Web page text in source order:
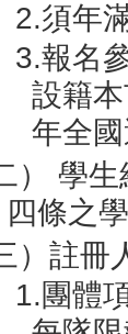
2.須年
3.報名
設籍
年全
） 學
四條之
）註
1.團體